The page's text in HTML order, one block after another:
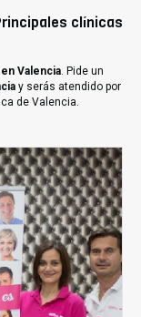
clínicas
Valencia. Pide un
y serás atendido por
de Valencia.